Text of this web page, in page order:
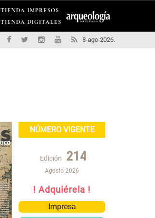
TIENDA IMPRESOS
TIENDA DIGITALES
8-ago-2026.
NÚMERO VIGENTE
Edición 214
Agosto 2026
! Adquiérela !
Impresa